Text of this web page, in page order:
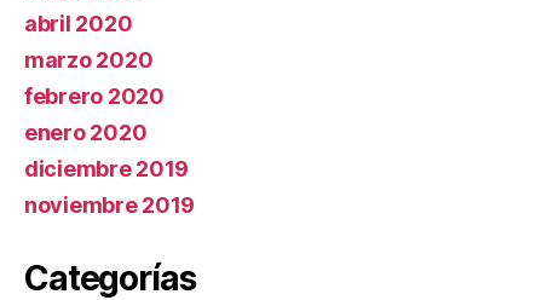
abril 2020
marzo 2020
febrero 2020
enero 2020
diciembre 2019
noviembre 2019
Categorías